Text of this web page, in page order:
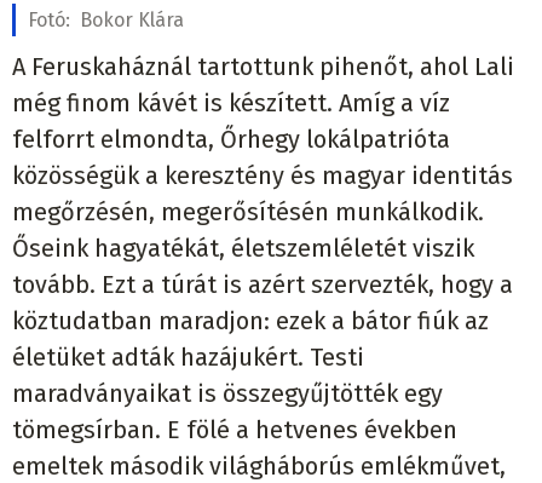
Fotó: Bokor Klára
A Feruskaháznál tartottunk pihenőt, ahol Lali
még finom kávét is készített. Amíg a víz
felforrt elmondta, Őrhegy lokálpatrióta
közösségük a keresztény és magyar identitás
megőrzésén, megerősítésén munkálkodik.
Őseink hagyatékát, életszemléletét viszik
tovább. Ezt a túrát is azért szervezték, hogy a
köztudatban maradjon: ezek a bátor fiúk az
életüket adták hazájukért. Testi
maradványaikat is összegyűjtötték egy
tömegsírban. E fölé a hetvenes években
emeltek második világháborús emlékművet,